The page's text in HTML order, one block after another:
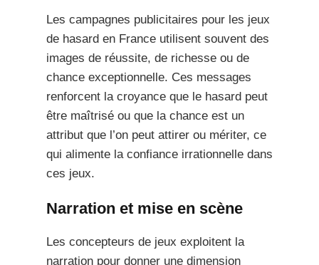
Les campagnes publicitaires pour les jeux
de hasard en France utilisent souvent des
images de réussite, de richesse ou de
chance exceptionnelle. Ces messages
renforcent la croyance que le hasard peut
être maîtrisé ou que la chance est un
attribut que l’on peut attirer ou mériter, ce
qui alimente la confiance irrationnelle dans
ces jeux.
Narration et mise en scène
Les concepteurs de jeux exploitent la
narration pour donner une dimension